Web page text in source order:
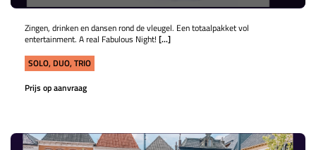
Zingen, drinken en dansen rond de vleugel. Een totaalpakket vol
entertainment. A real Fabulous Night! [...]
SOLO, DUO, TRIO
Prijs op aanvraag